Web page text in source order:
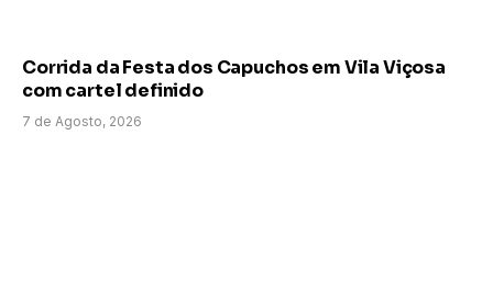
Corrida da Festa dos Capuchos em Vila Viçosa
com cartel definido
7 de Agosto, 2026